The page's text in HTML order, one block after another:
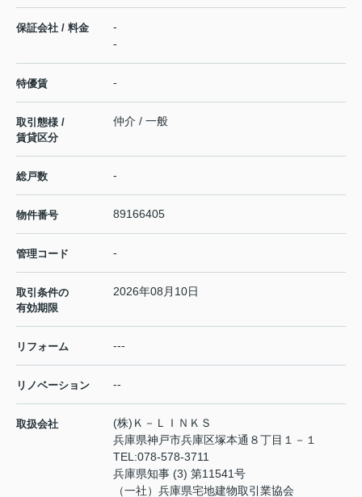
保証会社 / 料金
-
-
特優賃 -
取引態様 /
賃貸区分
仲介 / 一般
総戸数 -
物件番号 89166405
管理コード -
取引条件の
有効期限
2026年08月10日
リフォーム ---
リノベーション --
取扱会社
(株)Ｋ－ＬＩＮＫＳ
兵庫県神戸市兵庫区塚本通８丁目１－１
TEL:078-578-3711
兵庫県知事 (3) 第11541号
（一社）兵庫県宅地建物取引業協会